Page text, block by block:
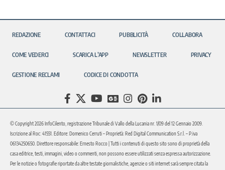
REDAZIONE CONTATTACI PUBBLICITÀ COLLABORA
COME VEDERCI SCARICA L’APP NEWSLETTER PRIVACY
GESTIONE RECLAMI CODICE DI CONDOTTA
© Copyright 2026 InfoCilento, registrazione Tribunale di Vallo della Lucania nr. 1/09 del 12 Gennaio 2009.
Iscrizione al Roc: 41551. Editore: Domenico Cerruti – Proprietà: Red Digital Communication S.r.l. – P.iva
06134250650. Direttore responsabile: Ernesto Rocco | Tutti i contenuti di questo sito sono di proprietà della
casa editrice, testi, immagini, video o commenti, non possono essere utilizzati senza espressa autorizzazione.
Per le notizie o fotografie riportate da altre testate giornalistiche, agenzie o siti internet sarà sempre citata la